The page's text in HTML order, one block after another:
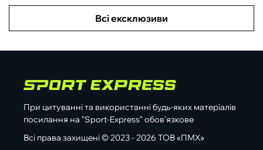
Всі ексклюзиви
При цитуванні та використанні будь-яких матеріалів
посилання на "Sport-Express" обов'язкове
Всі права захищені © 2023 - 2026 ТОВ «ПМХ»